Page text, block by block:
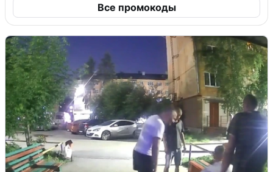
Все промокоды